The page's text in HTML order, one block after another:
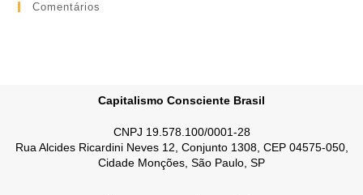
Comentários
Capitalismo Consciente Brasil
CNPJ 19.578.100/0001-28
Rua Alcides Ricardini Neves 12, Conjunto 1308, CEP 04575-050,
Cidade Monções, São Paulo, SP